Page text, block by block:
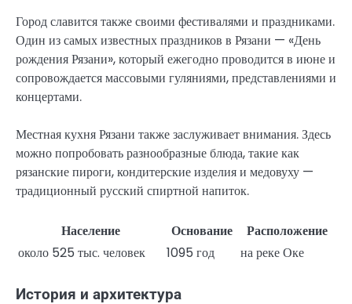
Город славится также своими фестивалями и праздниками.
Один из самых известных праздников в Рязани — «День
рождения Рязани», который ежегодно проводится в июне и
сопровождается массовыми гуляниями, представлениями и
концертами.
Местная кухня Рязани также заслуживает внимания. Здесь
можно попробовать разнообразные блюда, такие как
рязанские пироги, кондитерские изделия и медовуху —
традиционный русский спиртной напиток.
Население Основание
Расположение
около 525 тыс. человек
1095 год на реке Оке
История и архитектура